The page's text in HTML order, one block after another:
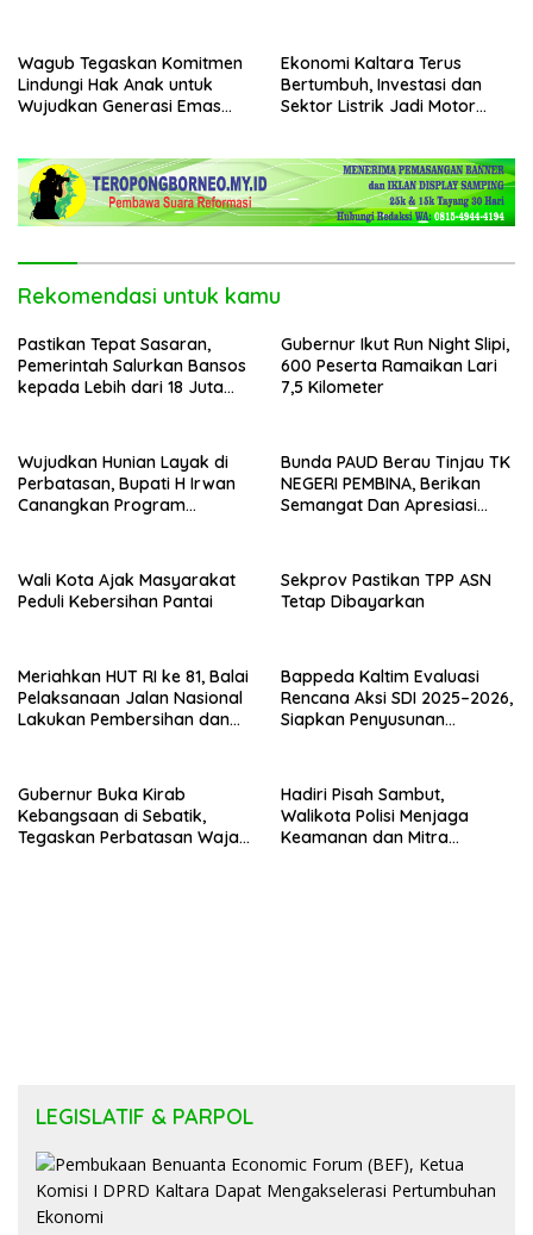
Wagub Tegaskan Komitmen
Lindungi Hak Anak untuk
Wujudkan Generasi Emas
Ekonomi Kaltara Terus
Bertumbuh, Investasi dan
Sektor Listrik Jadi Motor
Rekomendasi untuk kamu
Pastikan Tepat Sasaran,
Pemerintah Salurkan Bansos
kepada Lebih dari 18 Juta
Gubernur Ikut Run Night Slipi,
600 Peserta Ramaikan Lari
7,5 Kilometer
Wujudkan Hunian Layak di
Perbatasan, Bupati H Irwan
Canangkan Program
Bunda PAUD Berau Tinjau TK
NEGERI PEMBINA, Berikan
Semangat Dan Apresiasi
Wali Kota Ajak Masyarakat
Peduli Kebersihan Pantai
Sekprov Pastikan TPP ASN
Tetap Dibayarkan
Meriahkan HUT RI ke 81, Balai
Pelaksanaan Jalan Nasional
Lakukan Pembersihan dan
Bappeda Kaltim Evaluasi
Rencana Aksi SDI 2025–2026,
Siapkan Penyusunan
Gubernur Buka Kirab
Kebangsaan di Sebatik,
Tegaskan Perbatasan Wajah
Hadiri Pisah Sambut,
Walikota Polisi Menjaga
Keamanan dan Mitra
LEGISLATIF & PARPOL